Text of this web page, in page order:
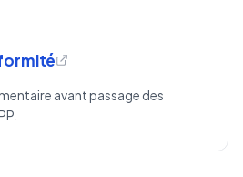
avant passage des